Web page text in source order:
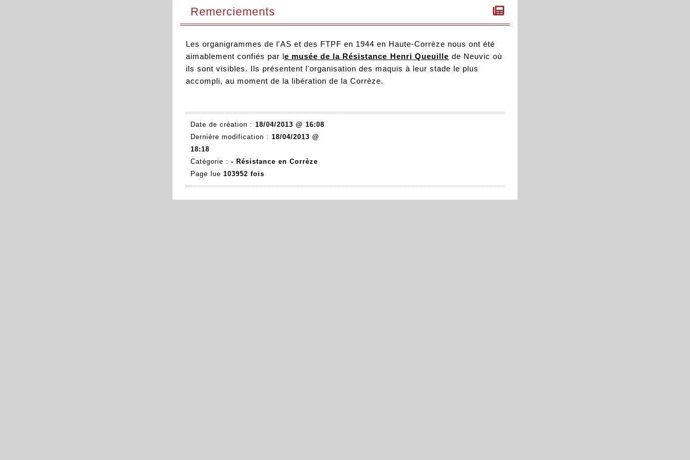
Remerciements
Les organigrammes de l'AS et des FTPF en 1944 en Haute-Corrèze nous ont été
aimablement confiés par le musée de la Résistance Henri Queuille de Neuvic où
ils sont visibles. Ils présentent l'organisation des maquis à leur stade le plus
accompli, au moment de la libération de la Corrèze.
Date de création : 18/04/2013 @ 16:08
Dernière modification : 18/04/2013 @
18:18
Catégorie : - Résistance en Corrèze
Page lue 103952 fois